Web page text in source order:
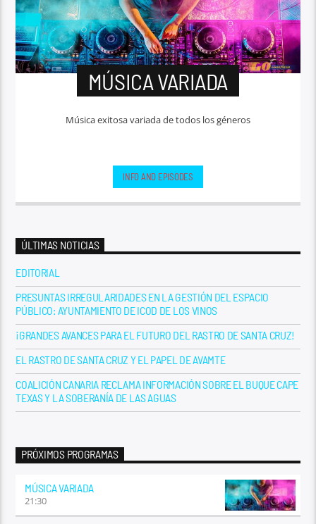
MÚSICA VARIADA
Música exitosa variada de todos los géneros
INFO AND EPISODES
ÚLTIMAS NOTICIAS
EDITORIAL
PRESUNTAS IRREGULARIDADES EN LA GESTIÓN DEL ESPACIO
PÚBLICO: AYUNTAMIENTO DE ICOD DE LOS VINOS
¡GRANDES AVANCES PARA EL FUTURO DEL RASTRO DE SANTA CRUZ!
EL RASTRO DE SANTA CRUZ Y EL PAPEL DE AVAMTE
COALICIÓN CANARIA RECLAMA INFORMACIÓN SOBRE EL BUQUE CAPE
TEXAS Y LA SOBERANÍA DE LAS AGUAS
PRÓXIMOS PROGRAMAS
MÚSICA VARIADA
21:30